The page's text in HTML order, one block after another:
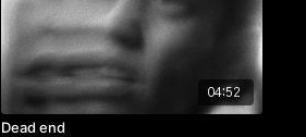
04:52
Dead end